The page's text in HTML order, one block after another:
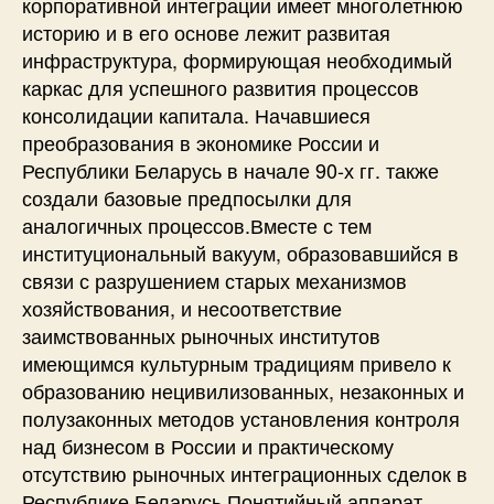
историю и в его основе лежит развитая
инфраструктура, формирующая необходимый
каркас для успешного развития процессов
консолидации капитала. Начавшиеся
преобразования в экономике России и
Республики Беларусь в начале 90-х гг. также
создали базовые предпосылки для
аналогичных процессов.Вместе с тем
институциональный вакуум, образовавшийся в
связи с разрушением старых механизмов
хозяйствования, и несоответствие
заимствованных рыночных институтов
имеющимся культурным традициям привело к
образованию нецивилизованных, незаконных и
полузаконных методов установления контроля
над бизнесом в России и практическому
отсутствию рыночных интеграционных сделок в